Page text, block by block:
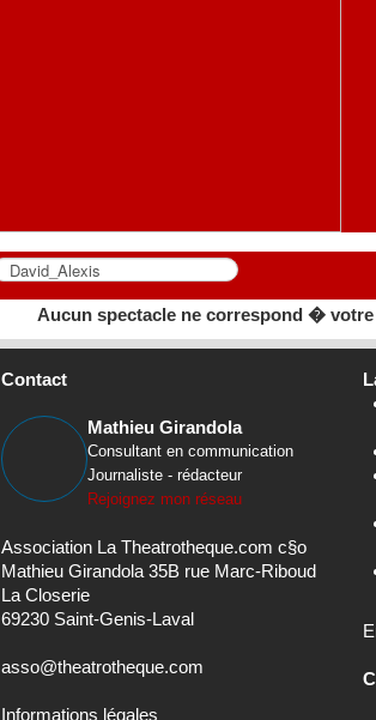
Aucun spectacle ne correspond � votre
Contact
Mathieu Girandola
Consultant en communication
Journaliste - rédacteur
Rejoignez mon réseau
Association La Theatrotheque.com c§o
Mathieu Girandola 35B rue Marc-Riboud
La Closerie
69230 Saint-Genis-Laval
asso@theatrotheque.com
Informations légales